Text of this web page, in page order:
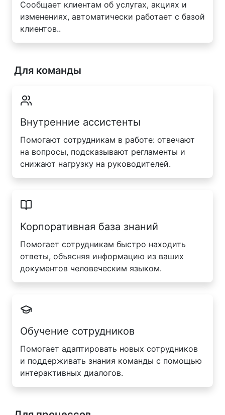
Сообщает клиентам об услугах, акциях и
изменениях, автоматически работает с базой
клиентов..
Для команды
Внутренние ассистенты
Помогают сотрудникам в работе: отвечают
на вопросы, подсказывают регламенты и
снижают нагрузку на руководителей.
Корпоративная база знаний
Помогает сотрудникам быстро находить
ответы, объясняя информацию из ваших
документов человеческим языком.
Обучение сотрудников
Помогает адаптировать новых сотрудников
и поддерживать знания команды с помощью
интерактивных диалогов.